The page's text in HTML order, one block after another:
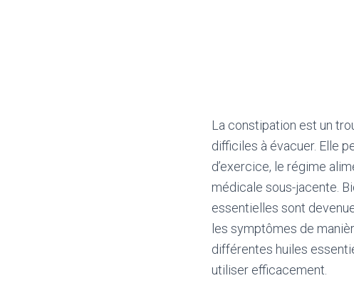
La constipation est un
difficiles à évacuer. Elle
d’exercice, le régime
médicale sous-jacente.
essentielles sont
les symptômes de
différentes huiles
utiliser efficacement.